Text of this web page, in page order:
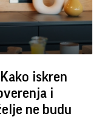
iskren
i
ne budu